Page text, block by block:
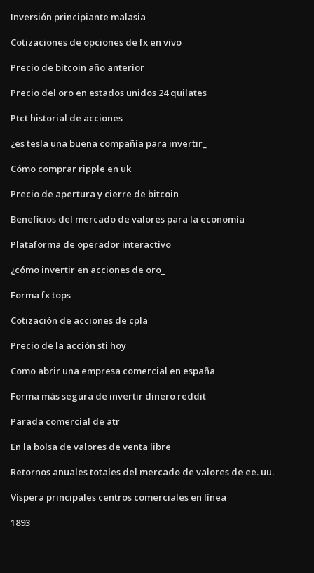
Inversión principiante malasia
Cotizaciones de opciones de fx en vivo
Precio de bitcoin año anterior
Precio del oro en estados unidos 24 quilates
Ptct historial de acciones
¿es tesla una buena compañía para invertir_
Cómo comprar ripple en uk
Precio de apertura y cierre de bitcoin
Beneficios del mercado de valores para la economía
Plataforma de operador interactivo
¿cómo invertir en acciones de oro_
Forma fx tops
Cotización de acciones de cpla
Precio de la acción sti hoy
Como abrir una empresa comercial en españa
Forma más segura de invertir dinero reddit
Parada comercial de atr
En la bolsa de valores de venta libre
Retornos anuales totales del mercado de valores de ee. uu.
Víspera principales centros comerciales en línea
1893